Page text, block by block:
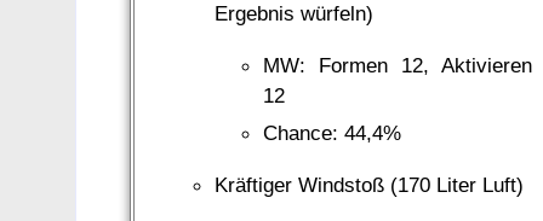
Ergebnis würfeln)
MW: Formen 12, Aktivieren
12
Chance: 44,4%
Kräftiger Windstoß (170 Liter Luft)